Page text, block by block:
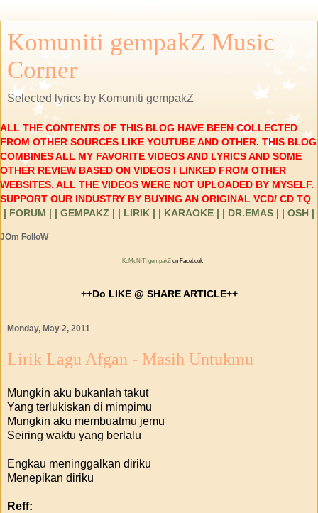
Komuniti gempakZ Music
Corner
Selected lyrics by Komuniti gempakZ
ALL THE CONTENTS OF THIS BLOG HAVE BEEN COLLECTED
FROM OTHER SOURCES LIKE YOUTUBE AND OTHER. THIS BLOG
COMBINES ALL MY FAVORITE VIDEOS AND LYRICS AND SOME
OTHER REVIEW BASED ON VIDEOS I LINKED FROM OTHER
WEBSITES. ALL THE VIDEOS WERE NOT UPLOADED BY MYSELF.
SUPPORT OUR INDUSTRY BY BUYING AN ORIGINAL VCD/ CD TQ
| FORUM | | GEMPAKZ | | LIRIK | | KARAOKE | | DR.EMAS | | OSH |
JOm FolloW
KoMuNiTi gempakZ on Facebook
++Do LIKE @ SHARE ARTICLE++
Monday, May 2, 2011
Lirik Lagu Afgan - Masih Untukmu
Mungkin aku bukanlah takut
Yang terlukiskan di mimpimu
Mungkin aku membuatmu jemu
Seiring waktu yang berlalu
Engkau meninggalkan diriku
Menepikan diriku
Reff: